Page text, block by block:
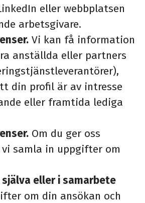
eller webbplatsen
arbetsgivare.
Vi kan få information
anställda eller partners
din profil är av intresse
eller framtida lediga
Om du ger oss
vi samla in uppgifter om
eller i samarbete
om din ansökan och